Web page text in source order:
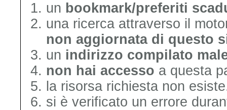
un bookmark/preferiti
una ricerca attraverso il
non aggiornata di questo
un indirizzo compilato
non hai accesso a questa
la risorsa richiesta non
si è verificato un errore